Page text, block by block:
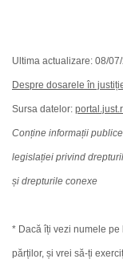
Ultima actualizare: 08/
Despre dosarele în
Sursa datelor:
Conține informații
legislației privind
și drepturile conexe
* Dacă îți vezi numele pe
părților, și vrei să-ți